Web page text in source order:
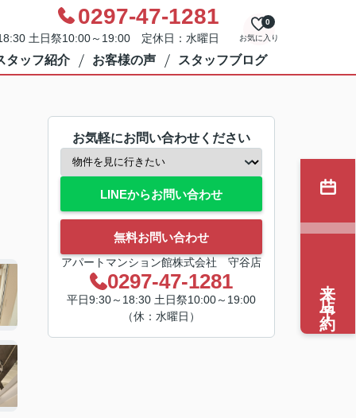
0297-47-1281
土日祭10:00～19:00 定休日：水曜日 お気に入り
0
タッフ紹介 お客様の声 スタッフブログ
お気軽にお問い合わせください
LINEからお問い合わせ
無料お問い合わせ
アパートマンション館株式会社 守谷店
0297-47-1281
平日9:30～18:30 土日祭10:00～19:00
（休：水曜日）
来店予約